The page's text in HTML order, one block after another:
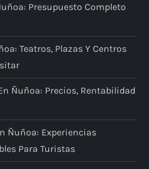
Presupuesto Completo
Teatros, Plazas Y Centros
Ñuñoa: Precios, Rentabilidad
Ñuñoa: Experiencias
Para Turistas